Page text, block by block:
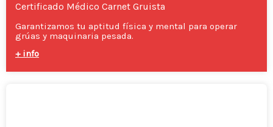
Certificado Médico Carnet Gruista
Garantizamos tu aptitud física y mental para operar
grúas y maquinaria pesada.
+ info